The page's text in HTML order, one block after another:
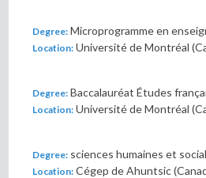
Degree: Microprogramme en
Location: Université de Montréal
Degree: Baccalauréat Études
Location: Université de Montréal
Degree: sciences humaines et
Location: Cégep de Ahuntsic